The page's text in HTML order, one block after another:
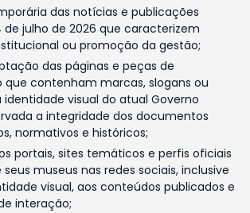
das notícias e publicações
de julho de 2026 que caracterizem
ou promoção da gestão;
das páginas e peças de
contenham marcas, slogans ou
visual do atual Governo
a integridade dos documentos
normativos e históricos;
portais, sites temáticos e perfis oficiais
museus nas redes sociais, inclusive
visual, aos conteúdos publicados e
interação;